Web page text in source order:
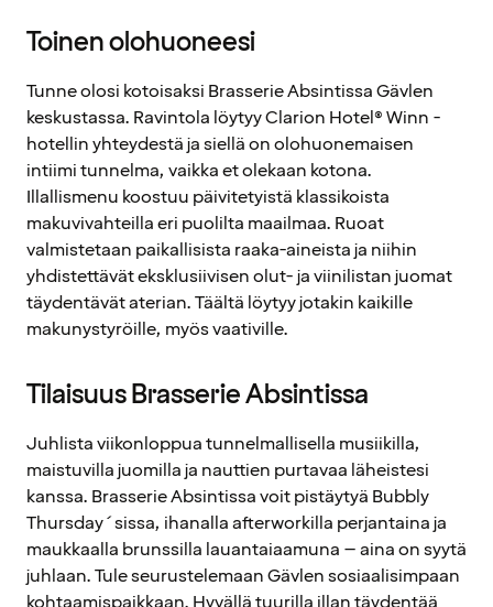
Toinen olohuoneesi
Tunne olosi kotoisaksi Brasserie Absintissa Gävlen
keskustassa. Ravintola löytyy Clarion Hotel® Winn -
hotellin yhteydestä ja siellä on olohuonemaisen
intiimi tunnelma, vaikka et olekaan kotona.
Illallismenu koostuu päivitetyistä klassikoista
makuvivahteilla eri puolilta maailmaa. Ruoat
valmistetaan paikallisista raaka-aineista ja niihin
yhdistettävät eksklusiivisen olut- ja viinilistan juomat
täydentävät aterian. Täältä löytyy jotakin kaikille
makunystyröille, myös vaativille.
Tilaisuus Brasserie Absintissa
Juhlista viikonloppua tunnelmallisella musiikilla,
maistuvilla juomilla ja nauttien purtavaa läheistesi
kanssa. Brasserie Absintissa voit pistäytyä Bubbly
Thursday´sissa, ihanalla afterworkilla perjantaina ja
maukkaalla brunssilla lauantaiaamuna – aina on syytä
juhlaan. Tule seurustelemaan Gävlen sosiaalisimpaan